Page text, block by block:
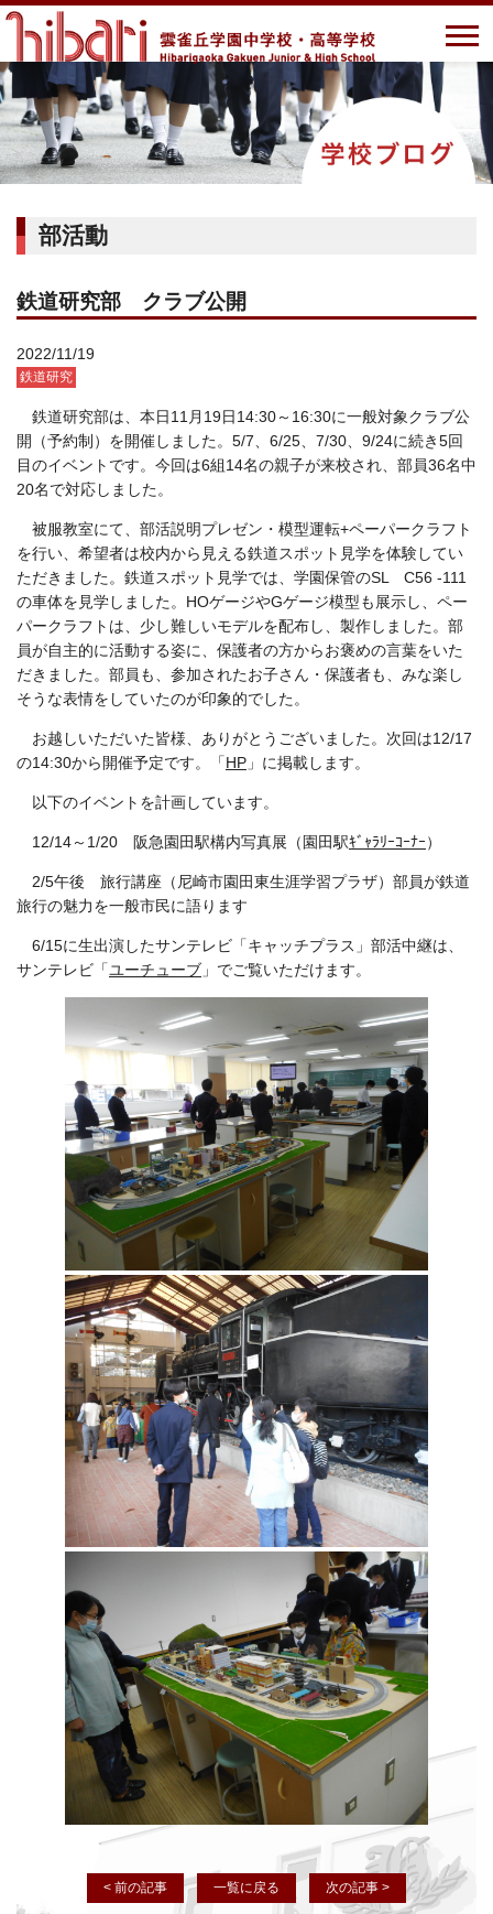
部活動
鉄道研究部 クラブ公開
2022/11/19
鉄道研究
鉄道研究部は、本日11月19日14:30～16:30に一般対象クラブ公
開（予約制）を開催しました。5/7、6/25、7/30、9/24に続き5回
目のイベントです。今回は6組14名の親子が来校され、部員36名中
20名で対応しました。
被服教室にて、部活説明プレゼン・模型運転+ペーパークラフト
を行い、希望者は校内から見える鉄道スポット見学を体験してい
ただきました。鉄道スポット見学では、学園保管のSL C56 -111
の車体を見学しました。HOゲージやGゲージ模型も展示し、ペー
パークラフトは、少し難しいモデルを配布し、製作しました。部
員が自主的に活動する姿に、保護者の方からお褒めの言葉をいた
だきました。部員も、参加されたお子さん・保護者も、みな楽し
そうな表情をしていたのが印象的でした。
お越しいただいた皆様、ありがとうございました。次回は12/17
の14:30から開催予定です。「HP 」に掲載します。
以下のイベントを計画しています。
12/14～1/20 阪急園田駅構内写真展（園田駅ｷﾞｬﾗﾘｰｺｰﾅｰ）
2/5午後 旅行講座（尼崎市園田東生涯学習プラザ）部員が鉄道
旅行の魅力を一般市民に語ります
6/15に生出演したサンテレビ「キャッチプラス」部活中継は、
サンテレビ「ユーチューブ 」でご覧いただけます。
< 前の記事 一覧に戻る 次の記事 >